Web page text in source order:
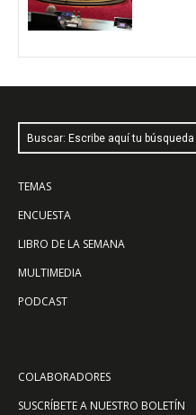
Buscar: Escribe aquí tu búsqueda
TEMAS
ENCUESTA
LIBRO DE LA SEMANA
MULTIMEDIA
PODCAST
COLABORADORES
SUSCRÍBETE A NUESTRO BOLETÍN